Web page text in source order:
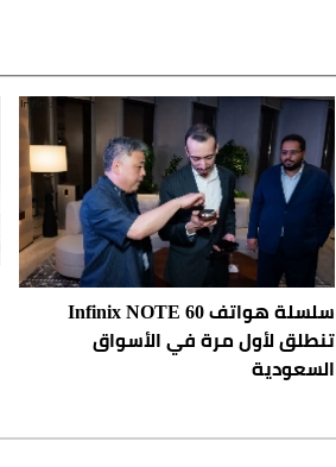
سلسلة هواتف Infinix NOTE 60
تنطلق لأول مرة في الأسواق
السعودية